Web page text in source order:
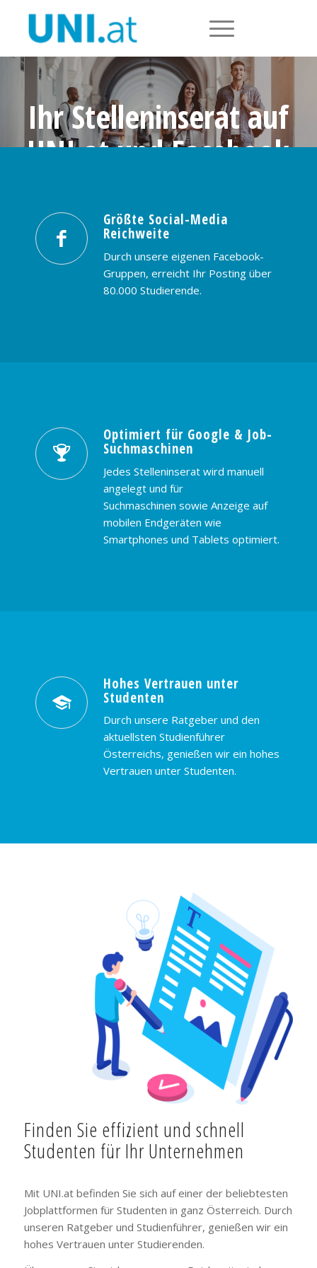
Ihr Stelleninserat auf
UNI.at und Facebook
PREISE & BUCHUNG KONTAKT
Größte Social-Media
Reichweite
Durch unsere eigenen Facebook-
Gruppen, erreicht Ihr Posting über
80.000 Studierende.
Optimiert für Google & Job-
Suchmaschinen
Jedes Stelleninserat wird manuell
angelegt und für
Suchmaschinen sowie Anzeige auf
mobilen Endgeräten wie
Smartphones und Tablets optimiert.
Hohes Vertrauen unter
Studenten
Durch unsere Ratgeber und den
aktuellsten Studienführer
Österreichs, genießen wir ein hohes
Vertrauen unter Studenten.
Finden Sie effizient und schnell
Studenten für Ihr Unternehmen
Mit UNI.at befinden Sie sich auf einer der beliebtesten
Jobplattformen für Studenten in ganz Österreich. Durch
unseren Ratgeber und Studienführer, genießen wir ein
hohes Vertrauen unter Studierenden.